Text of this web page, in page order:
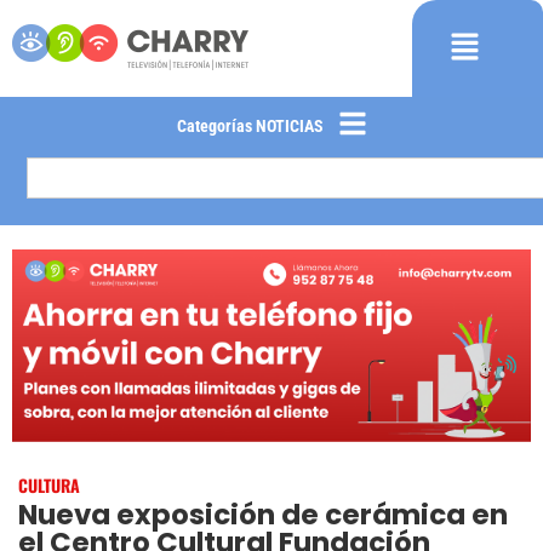
Categorías NOTICIAS
CULTURA
Nueva exposición de cerámica en
el Centro Cultural Fundación